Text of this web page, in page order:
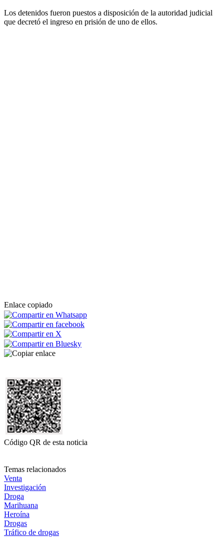
Los detenidos fueron puestos a disposición de la autoridad judicial
que decretó el ingreso en prisión de uno de ellos.
Enlace copiado
Código QR de esta noticia
Temas relacionados
Venta
Investigación
Droga
Marihuana
Heroína
Drogas
Tráfico de drogas